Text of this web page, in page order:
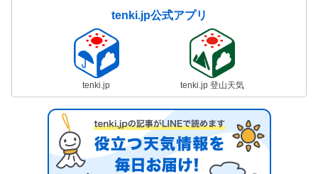
tenki.jp公式アプリ
tenki.jp tenki.jp 登山天気